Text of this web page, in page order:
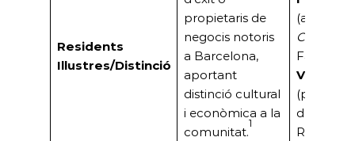
Residents
Il·lustres/Distinció
propietaris de
negocis notoris
a Barcelona,
aportant
distinció cultural
i econòmica a la
comunitat.
1
(autor de
Coyote»
Família
Valdés
de Loteria
Ramblas